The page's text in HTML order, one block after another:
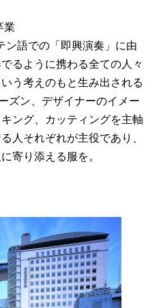
業
ン語での「即興演奏」に由
るように携わる全ての人々
う考えのもと生み出される
ズン、デザイナーのイメー
ング、カッティングを主軸
人それぞれが主役であり、
寄り添える服を。